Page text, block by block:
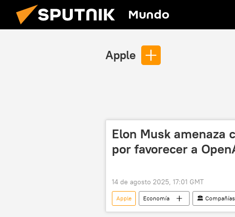
Mundo
Apple
Elon Musk amenaza
por favorecer a
14 de agosto 2025, 17:01 GMT
Apple Economía 🏛️ Compañías
inteligencia artificial